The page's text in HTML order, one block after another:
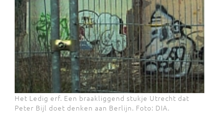
Het Ledig erf. Een braakliggend stukje Utrecht dat
Peter Bijl doet denken aan Berlijn. Foto: DIA.